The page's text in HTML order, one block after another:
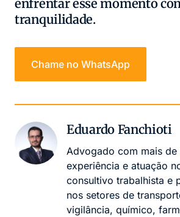
enfrentar esse momento
tranquilidade.
Chame no WhatsApp
Eduardo Fanchioti
Advogado com mais de
experiência e atuação
consultivo trabalhista e
nos setores de
vigilância, químico,